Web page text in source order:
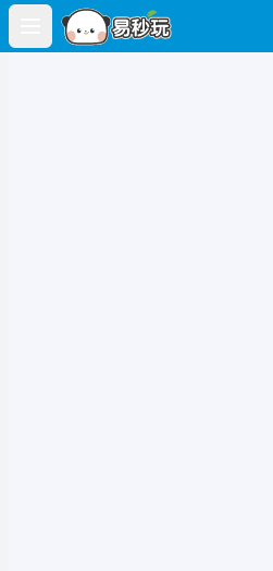
Open main menu